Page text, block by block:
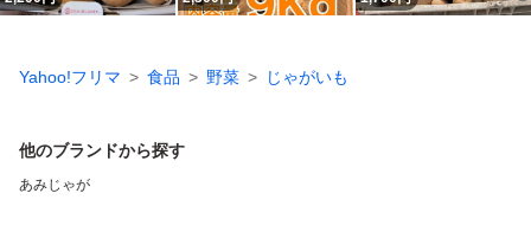
Yahoo!フリマ 食品 野菜 じゃがいも
他のブランドから探す
あみじゃが